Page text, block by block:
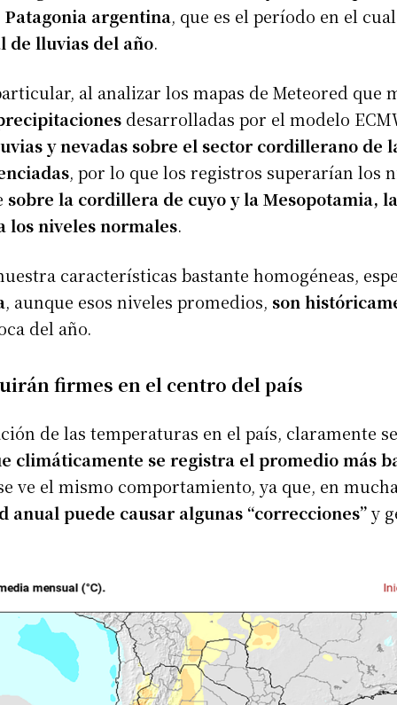
Patagonia argentina, que es el período en el
de lluvias del año.
al analizar los mapas de Meteored que
desarrolladas por el modelo
y nevadas sobre el sector cordillerano de
, por lo que los registros superarían los
sobre la cordillera de cuyo y la Mesopotamia,
los niveles normales.
características bastante homogéneas,
, aunque esos niveles promedios, son
del año.
firmes en el centro del país
de las temperaturas en el país, claramente
climáticamente se registra el promedio más
ve el mismo comportamiento, ya que, en
anual puede causar algunas “correcciones”y